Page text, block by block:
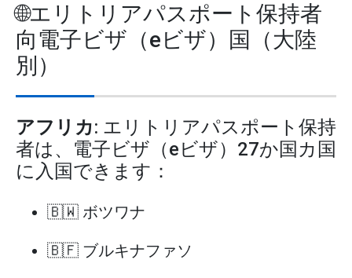
🌐エリトリアパスポート保持者
向電子ビザ（eビザ）国（大陸
別）
アフリカ: エリトリアパスポート保持
者は、電子ビザ（eビザ）27か国カ国
に入国できます：
🇧🇼 ボツワナ
🇧🇫 ブルキナファソ